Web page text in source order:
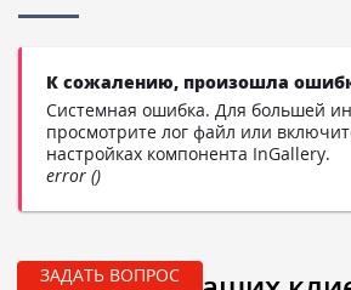
ЗАДАТЬ ВОПРОС
К сожалению, произошла
Системная ошибка. Для большей
просмотрите лог файл или
настройках компонента InGallery.
error ()